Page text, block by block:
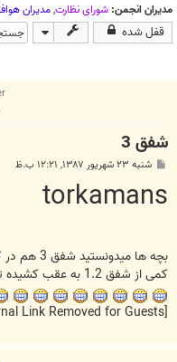
مدیران انجمن: شوراي نظارت,مديران
قفل شده
شفق 3
پ
ت
شنبه ۲۳ شهریور ۱۳۸۷, ۱۲:۲۱ ب.ظ
torkamans
بچه ها
کمی از شفق 1.2 به عقب کشیده تره و 2010 معرفی میشه نضر شما چیه.